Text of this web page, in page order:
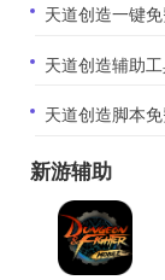
天道创造一键
天道创造辅助
天道创造脚本
新游辅助